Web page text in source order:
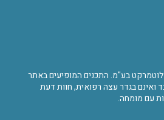
לוטמרקט בע"מ. התכנים המופיעים באתר
ואינם בגדר עצה רפואית, חוות דעת
עם מומחה.